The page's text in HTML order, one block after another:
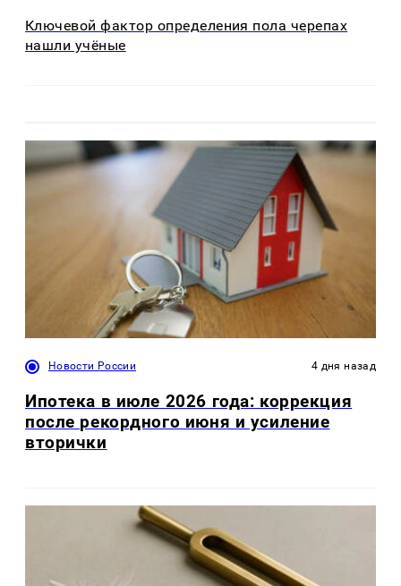
Ключевой фактор определения пола черепах
нашли учёные
Новости России 4 дня назад
Ипотека в июле 2026 года: коррекция
после рекордного июня и усиление
вторички